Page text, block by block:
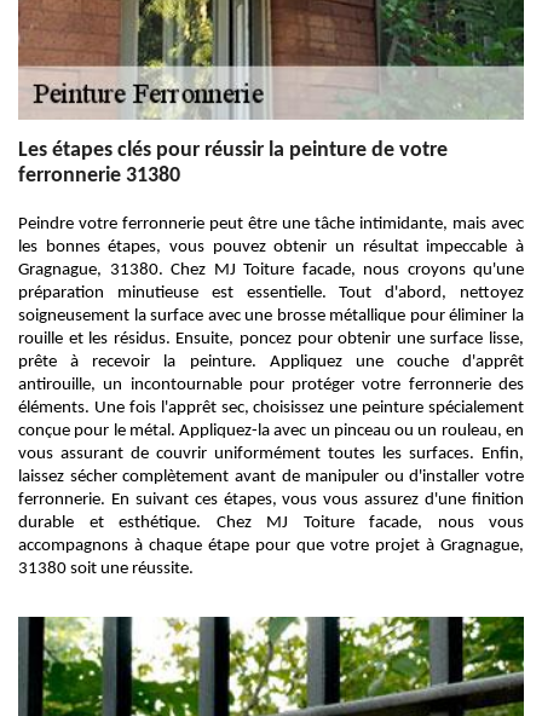
Les étapes clés pour réussir la peinture de votre
ferronnerie 31380
Peindre votre ferronnerie peut être une tâche intimidante, mais avec
les bonnes étapes, vous pouvez obtenir un résultat impeccable à
Gragnague, 31380. Chez MJ Toiture facade, nous croyons qu'une
préparation minutieuse est essentielle. Tout d'abord, nettoyez
soigneusement la surface avec une brosse métallique pour éliminer la
rouille et les résidus. Ensuite, poncez pour obtenir une surface lisse,
prête à recevoir la peinture. Appliquez une couche d'apprêt
antirouille, un incontournable pour protéger votre ferronnerie des
éléments. Une fois l'apprêt sec, choisissez une peinture spécialement
conçue pour le métal. Appliquez-la avec un pinceau ou un rouleau, en
vous assurant de couvrir uniformément toutes les surfaces. Enfin,
laissez sécher complètement avant de manipuler ou d'installer votre
ferronnerie. En suivant ces étapes, vous vous assurez d'une finition
durable et esthétique. Chez MJ Toiture facade, nous vous
accompagnons à chaque étape pour que votre projet à Gragnague,
31380 soit une réussite.